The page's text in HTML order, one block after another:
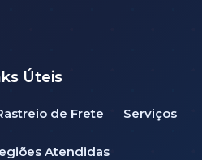
Úteis
de Frete Serviços
Atendidas